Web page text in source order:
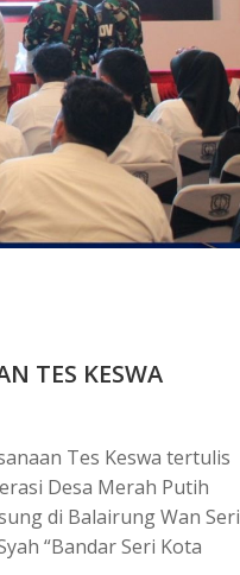
TES KESWA
Tes Keswa tertulis
Desa Merah Putih
di Balairung Wan Seri
“Bandar Seri Kota